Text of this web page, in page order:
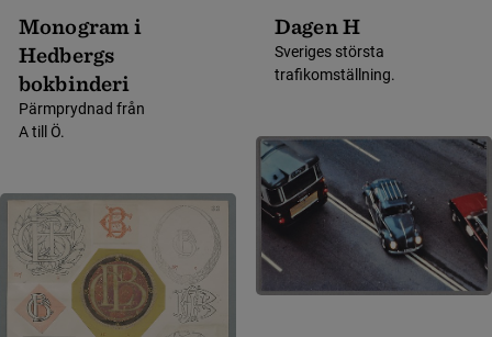
Monogram i
Hedbergs
bokbinderi
Pärmprydnad från
A till Ö.
Dagen H
Sveriges största
trafikomställning.